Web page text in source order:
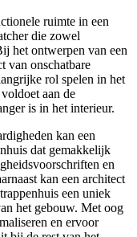
ruimte in een
die zowel
het ontwerpen van een
van onschatbare
rol spelen in het
aan de
is in het interieur.
kan een
dat gemakkelijk
en
kan een architect
een uniek
het gebouw. Met oog
en ervoor